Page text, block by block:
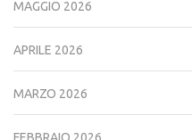
MAGGIO 2026
APRILE 2026
MARZO 2026
FEBBRAIO 2026